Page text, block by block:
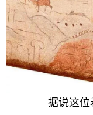
据说这位着